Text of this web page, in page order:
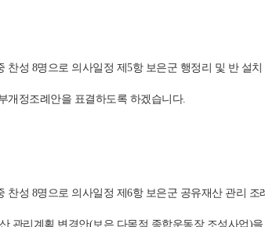
찬성 8명으로 의사일정 제5항 보은군 행정리 및 반 설
개정조례안을 표결하도록 하겠습니다.
찬성 8명으로 의사일정 제6항 보은군 공유재산 관리
관리계획 변경안(보은 다목적 종합운동장 조성사업)